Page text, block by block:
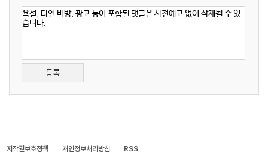
등록
저작권보호정책 개인정보처리방침 RSS